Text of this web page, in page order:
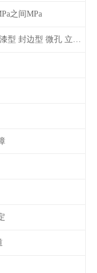
之间MPa
普通型 防滑型 ‌烤漆型 封边型 ‌微孔 立体 加砂覆面型 平面型